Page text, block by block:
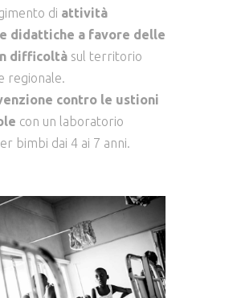
di attività
didattiche a favore delle
difficoltà sul territorio
regionale.
contro le ustioni
con un laboratorio
bimbi dai 4 ai 7 anni.